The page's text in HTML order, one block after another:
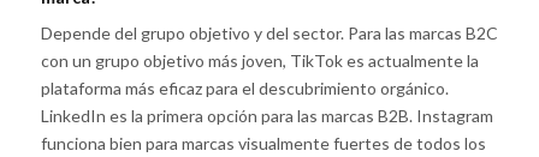
Depende del grupo objetivo y del sector. Para las marcas B2C
con un grupo objetivo más joven, TikTok es actualmente la
plataforma más eficaz para el descubrimiento orgánico.
LinkedIn es la primera opción para las marcas B2B. Instagram
funciona bien para marcas visualmente fuertes de todos los